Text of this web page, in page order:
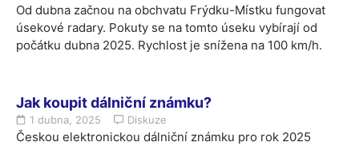
Od dubna začnou na obchvatu Frýdku-Místku fungovat
úsekové radary. Pokuty se na tomto úseku vybírají od
počátku dubna 2025. Rychlost je snížena na 100 km/h.
Jak koupit dálniční známku?
1 dubna, 2025 Diskuze
Českou elektronickou dálniční známku pro rok 2025